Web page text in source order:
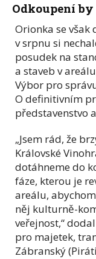
Odkoupení
Orionka se však
v srpnu si
posudek na
a staveb v
Výbor pro
O definitivním
představenstvo
„Jsem rád, že
Královské
dotáhneme do
fáze, kterou je
areálu,
něj kulturně-
veřejnost,“
pro majetek,
Zábranský